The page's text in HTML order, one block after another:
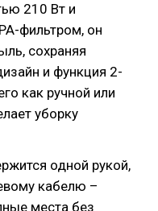
210 Вт и
фильтром, он
сохраняя
и функция 2-
как ручной или
уборку
одной рукой,
кабелю –
места без